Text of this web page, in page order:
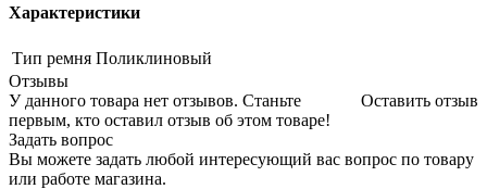
Характеристики
Тип ремня Поликлиновый
Отзывы
Оставить отзыв
У данного товара нет отзывов. Станьте
первым, кто оставил отзыв об этом товаре!
Задать вопрос
Вы можете задать любой интересующий вас вопрос по товару
или работе магазина.